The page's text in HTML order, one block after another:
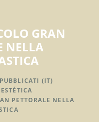
GRAN
NELLA
(IT)
PETTORALE NELLA